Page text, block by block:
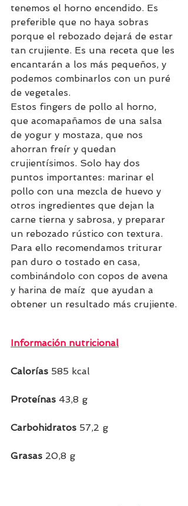
tenemos el horno encendido. Es
preferible que no haya sobras
porque el rebozado dejará de estar
tan crujiente. Es una receta que les
encantarán a los más pequeños, y
podemos combinarlos con un puré
de vegetales.
Estos fingers de pollo al horno,
que acomapañamos de una salsa
de yogur y mostaza, que nos
ahorran freír y quedan
crujientísimos. Solo hay dos
puntos importantes: marinar el
pollo con una mezcla de huevo y
otros ingredientes que dejan la
carne tierna y sabrosa, y preparar
un rebozado rústico con textura.
Para ello recomendamos triturar
pan duro o tostado en casa,
combinándolo con copos de avena
y harina de maíz  que ayudan a
obtener un resultado más crujiente.
Información nutricional
Calorías 585 kcal
Proteínas 43,8 g
Carbohidratos 57,2 g
Grasas 20,8 g